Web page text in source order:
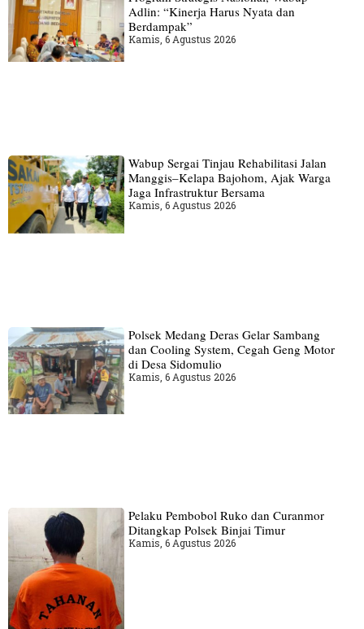
Adlin: “Kinerja Harus Nyata dan
Berdampak”
Kamis, 6 Agustus 2026
Wabup Sergai Tinjau Rehabilitasi Jalan
Manggis–Kelapa Bajohom, Ajak Warga
Jaga Infrastruktur Bersama
Kamis, 6 Agustus 2026
Polsek Medang Deras Gelar Sambang
dan Cooling System, Cegah Geng Motor
di Desa Sidomulio
Kamis, 6 Agustus 2026
Pelaku Pembobol Ruko dan Curanmor
Ditangkap Polsek Binjai Timur
Kamis, 6 Agustus 2026